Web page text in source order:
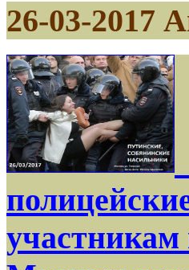
26-03-2017
участникам